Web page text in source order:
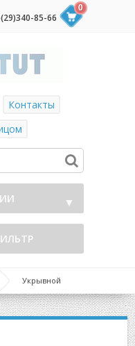
85-66
0
Контакты
▼
▼
Укрывной
№60 ЧЁРНЫЙ в